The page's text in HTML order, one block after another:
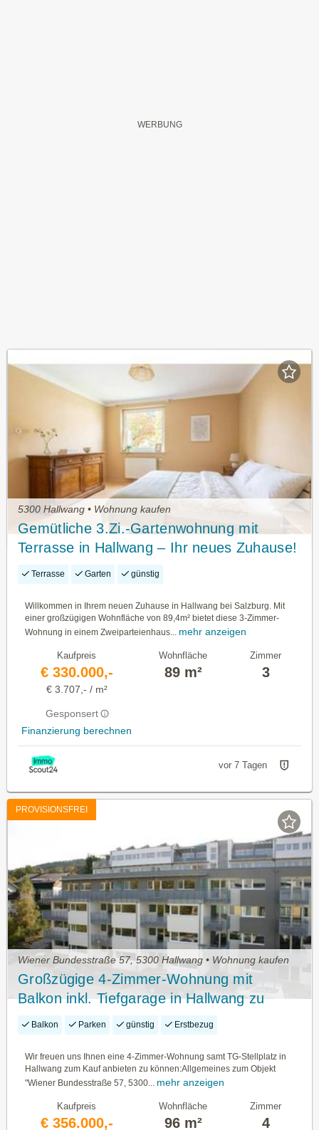
5300 Hallwang • Wohnung kaufen
Gemütliche 3.Zi.-Gartenwohnung mit
Terrasse in Hallwang – Ihr neues Zuhause!
Terrasse Garten günstig
Willkommen in Ihrem neuen Zuhause in Hallwang bei Salzburg. Mit
einer großzügigen Wohnfläche von 89,4m² bietet diese 3-Zimmer-
Wohnung in einem Zweiparteienhaus... mehr anzeigen
Kaufpreis
€ 330.000,-
€ 3.707,- / m²
Gesponsert
Finanzierung berechnen
Wohnfläche
89 m²
Zimmer
3
vor 7 Tagen
PROVISIONSFREI
Wiener Bundesstraße 57, 5300 Hallwang • Wohnung kaufen
Großzügige 4-Zimmer-Wohnung mit
Balkon inkl. Tiefgarage in Hallwang zu
verkaufen
Balkon Parken günstig Erstbezug
Wir freuen uns Ihnen eine 4-Zimmer-Wohnung samt TG-Stellplatz in
Hallwang zum Kauf anbieten zu können:Allgemeines zum Objekt
"Wiener Bundesstraße 57, 5300...
mehr anzeigen
Kaufpreis
€ 356.000,-
Wohnfläche
96 m²
Zimmer
4